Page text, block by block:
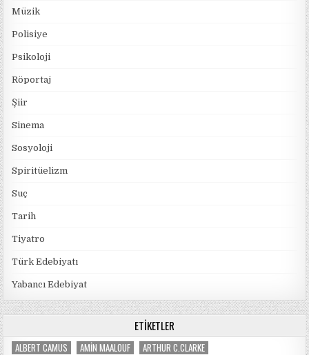
Müzik
Polisiye
Psikoloji
Röportaj
Şiir
Sinema
Sosyoloji
Spiritüelizm
Suç
Tarih
Tiyatro
Türk Edebiyatı
Yabancı Edebiyat
ETIKETLER
ALBERT CAMUS AMIN MAALOUF
ARTHUR C.CLARKE